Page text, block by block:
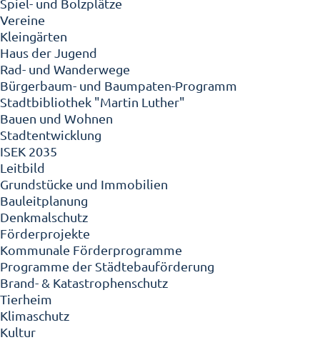
Spiel- und Bolzplätze
Vereine
Kleingärten
Haus der Jugend
Rad- und Wanderwege
Bürgerbaum- und Baumpaten-Programm
Stadtbibliothek "Martin Luther"
Bauen und Wohnen
Stadtentwicklung
ISEK 2035
Leitbild
Grundstücke und Immobilien
Bauleitplanung
Denkmalschutz
Förderprojekte
Kommunale Förderprogramme
Programme der Städtebauförderung
Brand- & Katastrophenschutz
Tierheim
Klimaschutz
Kultur